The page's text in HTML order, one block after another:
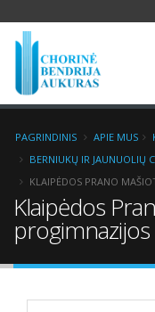
PAGRINDINIS APIE MUS
BERNIUKŲ IR JAUNUOLIŲ
KLAIPĖDOS PRANO
Klaipėdos